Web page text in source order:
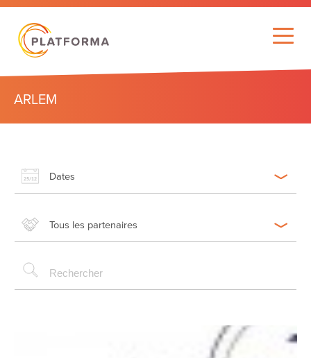
ARLEM
Dates
Tous les partenaires